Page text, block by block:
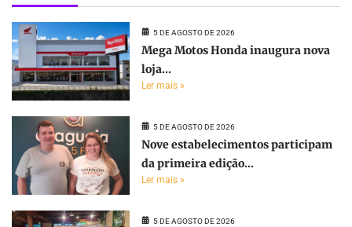
5 DE AGOSTO DE 2026
Mega Motos Honda inaugura nova
loja...
Ler mais »
5 DE AGOSTO DE 2026
Nove estabelecimentos participam
da primeira edição...
Ler mais »
5 DE AGOSTO DE 2026